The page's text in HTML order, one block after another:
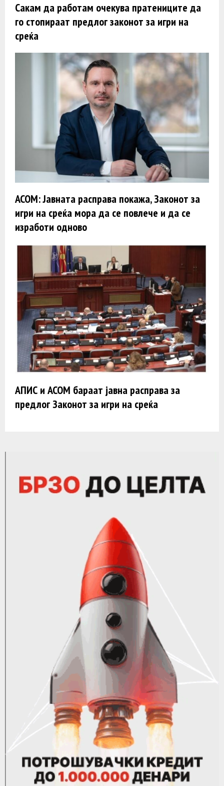
Сакам да работам очекува пратениците да
го стопираат предлог законот за игри на
среќа
АСОМ: Јавната расправа покажа, Законот за
игри на среќа мора да се повлече и да се
изработи одново
АПИС и АСОМ бараат јавна расправа за
предлог Законот за игри на среќа